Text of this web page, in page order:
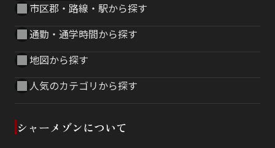
市区郡・路線・駅から探す
通勤・通学時間から探す
地図から探す
人気のカテゴリから探す
シャーメゾンについて